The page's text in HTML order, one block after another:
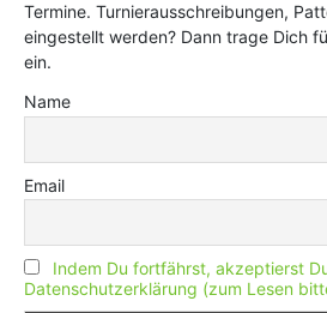
Termine. Turnierausschreibungen,
eingestellt werden? Dann trage Dich
ein.
Name
Email
Indem Du fortfährst, akzeptierst
Datenschutzerklärung (zum Lesen